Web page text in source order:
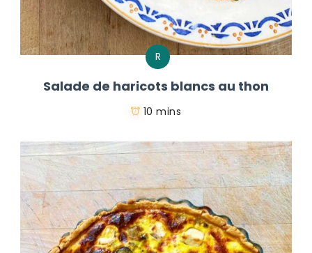
R
Salade de haricots blancs au thon
10 mins